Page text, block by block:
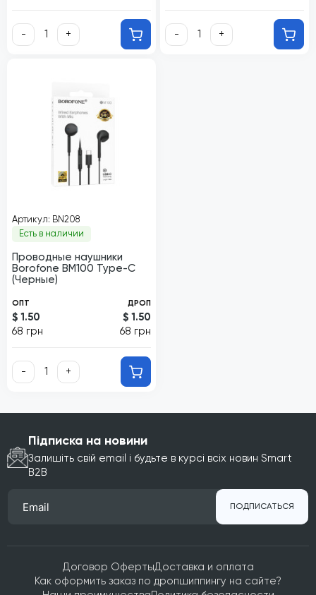
- + - +
Артикул: BN208
Есть в наличии
Проводные наушники
Borofone BM100 Type-C
(Черные)
ОПТ
$ 1.50
68 грн
ДРОП
$ 1.50
68 грн
- +
Підписка на новини
Залишіть свій email і будьте в курсі всіх новин Smart
B2B
ПОДПИСАТЬСЯ
Договор ОфертыДоставка и оплата
Как оформить заказ по дропшиппингу на сайте?